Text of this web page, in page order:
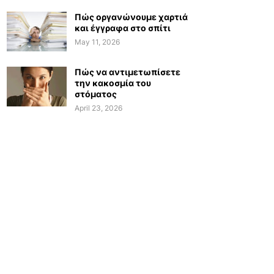
Πώς οργανώνουμε χαρτιά
και έγγραφα στο σπίτι
May 11, 2026
Πώς να αντιμετωπίσετε
την κακοσμία του
στόματος
April 23, 2026